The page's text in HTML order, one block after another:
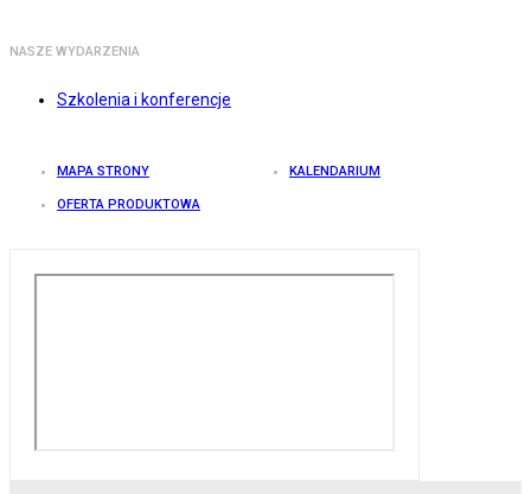
NASZE WYDARZENIA
Szkolenia i konferencje
MAPA STRONY KALENDARIUM
OFERTA PRODUKTOWA